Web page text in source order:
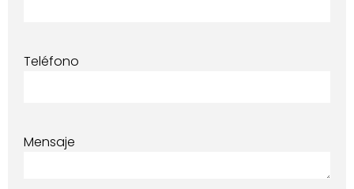
Teléfono
Mensaje